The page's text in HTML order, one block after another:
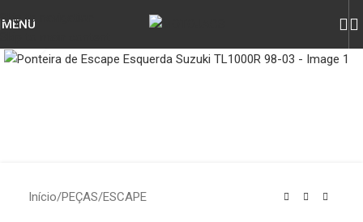
Skip to navigation
MENU
Início/PEÇAS/ESCAPE